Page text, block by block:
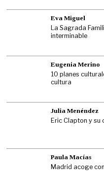
Eva Miguel
La Sagrada
interminable
Eugenia Merino
10 planes
cultura
Julia Menéndez
Eric Clapton y su
Paula Macías
Madrid acoge